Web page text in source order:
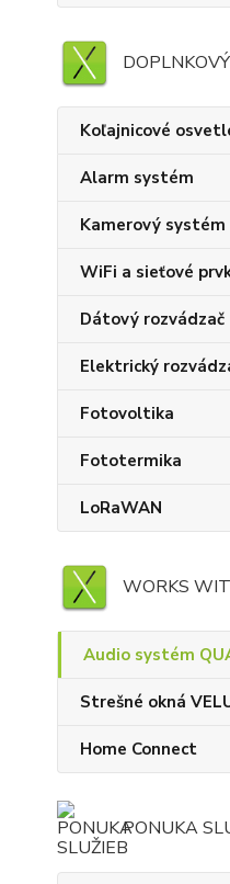
Koľajnicové
Alarm systém
Kamerový systém
WiFi a sieťové
Dátový rozvádzač
Elektrický
Fotovoltika
Fototermika
LoRaWAN
WORKS
Audio systém
Strešné okná
Home Connect
PONUKA